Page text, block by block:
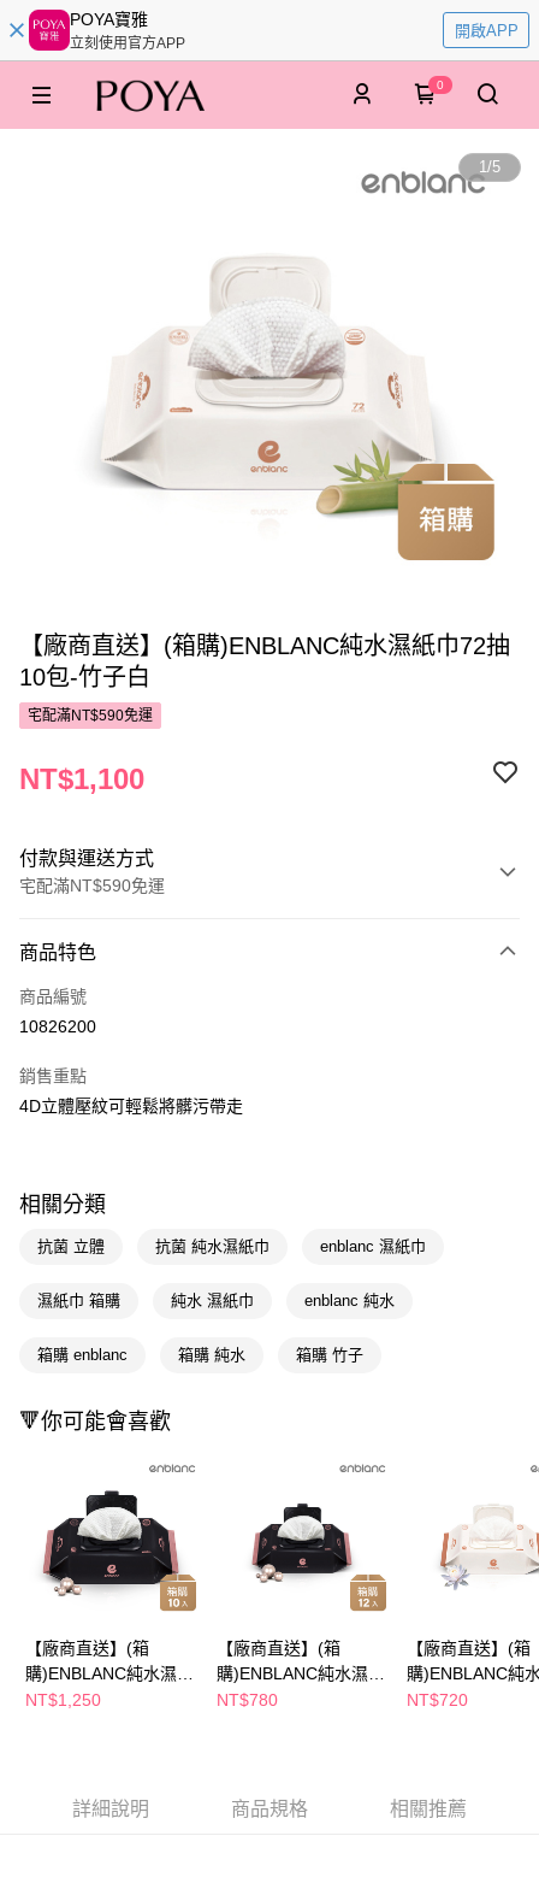
POYA寶雅
立刻使用官方APP
開啟APP
0
1/5
【廠商直送】(箱購)ENBLANC純水濕紙巾72抽
10包-竹子白
宅配滿NT$590免運
NT$1,100
付款與運送方式
宅配滿NT$590免運
POYA支付
信用卡一次付款
Apple Pay
悠遊付
相關說明
AFTEE先享後付是「在收到商品之後才付款」的支付方式。 讓您購物簡單
２．便利：只要手機號碼，簡訊認證，即可結帳。
【「AFTEE先享後付」結帳流程】
１．於結帳方式選擇「AFTEE先享後付」後，將跳轉至「AFTEE先享後付」
結帳頁面，進行簡訊認證並確認金額後，即可完成結帳。
２．訂單成立數日內，您將收到繳費通知簡訊。
３．收到繳費通知簡訊後14天內，點擊此簡訊中的連結，可透過四大超商／
ATM／網路銀行／等多元方式進行付款，方視為交易完成。
※ 請注意：結帳手續完成當下不需立刻繳費，但若您需要取消訂單，請聯絡
購買商品的店家。未經商家同意取消之訂單仍視為有效，需透過AFTEE先享
後付繳納相關費用。
※ 交易是否成功請以「AFTEE先享後付 」之結帳頁面顯示為準，若有關於
是否繳費成功／繳費後需取消欲退款等相關疑問，請聯繫「AFTEE先享後付
易，需依本服務之必要範圍內提供個人資料，並將交易相關給付款項請求債
運送方式
宅配(廠商直送🚚)
每筆NT$300
商品特色
商品編號
10826200
銷售重點
4D立體壓紋可輕鬆將髒污帶走
相關分類
抗菌 立體 抗菌 純水濕紙巾 enblanc 濕紙巾
濕紙巾 箱購 純水 濕紙巾 enblanc 純水
箱購 enblanc 箱購 純水 箱購 竹子
🔻你可能會喜歡
【廠商直送】(箱
購)ENBLANC純水濕紙
巾70抽10包-珍珠
NT$1,250
【廠商直送】(箱
購)ENBLANC純水濕紙
巾20抽12包-珍珠
NT$780
【廠商直送】(箱
購)ENBLANC純
巾24抽12包-蓮花
NT$720
詳細說明 商品規格 相關推薦